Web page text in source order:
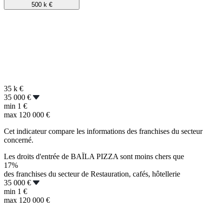
500 k €
35 k €
35 000 €
min 1 €
max 120 000 €
Cet indicateur compare les informations des franchises du secteur
concerné.
Les droits d'entrée de BAÏLA PIZZA sont moins chers que
17%
des franchises du secteur de Restauration, cafés, hôtellerie
35 000 €
min 1 €
max 120 000 €